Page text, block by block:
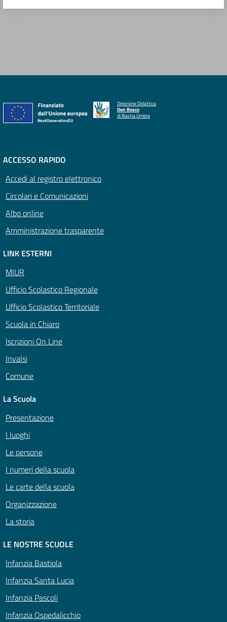
Direzione Didattica
Don Bosco
di Bastia Umbra
ACCESSO RAPIDO
Accedi al registro elettronico
Circolari e Comunicazioni
Albo online
Amministrazione trasparente
LINK ESTERNI
MIUR
Ufficio Scolastico Regionale
Ufficio Scolastico Territoriale
Scuola in Chiaro
Iscrizioni On Line
Invalsi
Comune
La Scuola
Presentazione
I luoghi
Le persone
I numeri della scuola
Le carte della scuola
Organizzazione
La storia
LE NOSTRE SCUOLE
Infanzia Bastiola
Infanzia Santa Lucia
Infanzia Pascoli
Infanzia Ospedalicchio